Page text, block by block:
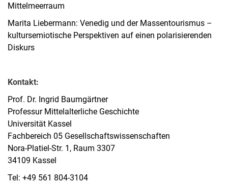
Mittelmeerraum
Marita Liebermann: Venedig und der Massentourismus –
kultursemiotische Perspektiven auf einen polarisierenden
Diskurs
Kontakt:
Prof. Dr. Ingrid Baumgärtner
Professur Mittelalterliche Geschichte
Universität Kassel
Fachbereich 05 Gesellschaftswissenschaften
Nora-Platiel-Str. 1, Raum 3307
34109 Kassel
Tel: +49 561 804-3104